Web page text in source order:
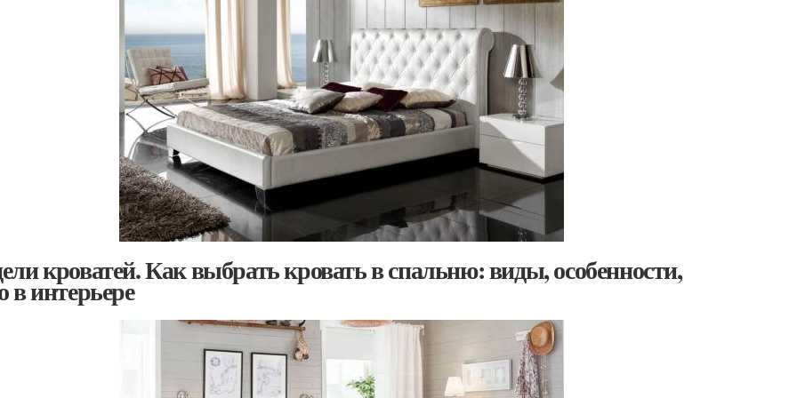
кроватей. Как выбрать кровать в спальню: виды, особенности,
в интерьере